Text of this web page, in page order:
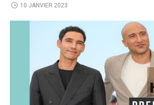
10 JANVIER 2023